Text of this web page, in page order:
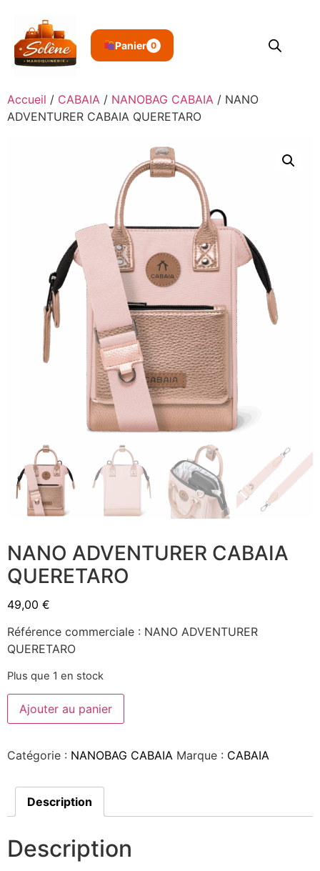
Panier 0
Accueil / CABAIA / NANOBAG CABAIA / NANO
ADVENTURER CABAIA QUERETARO
NANO ADVENTURER CABAIA
QUERETARO
49,00 €
Référence commerciale : NANO ADVENTURER
QUERETARO
Plus que 1 en stock
Ajouter au panier
Catégorie : NANOBAG CABAIA Marque : CABAIA
Description
Description